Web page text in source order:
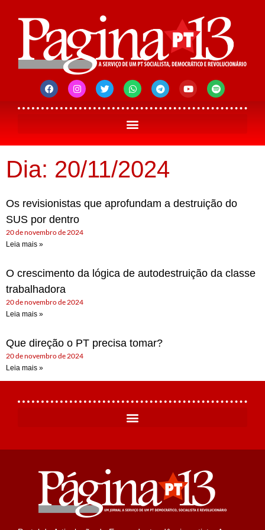
Dia: 20/11/2024
Os revisionistas que aprofundam a destruição do
SUS por dentro
20 de novembro de 2024
Leia mais »
O crescimento da lógica de autodestruição da classe
trabalhadora
20 de novembro de 2024
Leia mais »
Que direção o PT precisa tomar?
20 de novembro de 2024
Leia mais »